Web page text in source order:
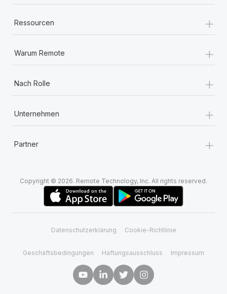
Ressourcen +
Warum Remote +
Nach Rolle +
Unternehmen +
Partner +
Copyright © 2026. Remote Technology, Inc. All rights reserved.
Datenschutzerklärung Cookie-Richtlinie
Geschäftsbedingungen Haftungsausschluss Impressum